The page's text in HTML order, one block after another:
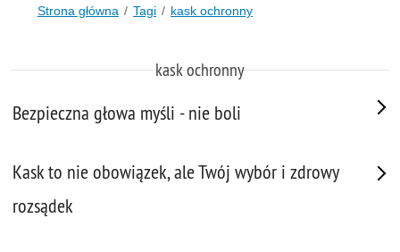
Strona główna Tagi kask ochronny
kask ochronny
Bezpieczna głowa myśli - nie boli
Kask to nie obowiązek, ale Twój wybór i zdrowy
rozsądek